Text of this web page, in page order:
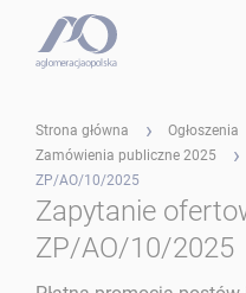
Strona główna Ogłoszenia
Zamówienia publiczne 2025
ZP/AO/10/2025
Zapytanie
ZP/AO/10/2025